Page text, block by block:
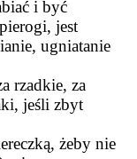
i być
jest
ugniatanie
rzadkie, za
jeśli zbyt
żeby nie